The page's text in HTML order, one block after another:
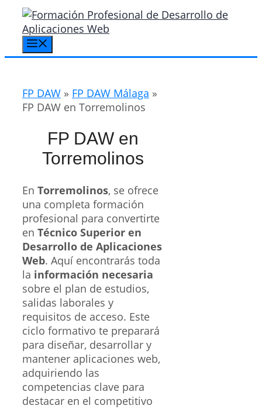
Saltar
contenido
FP DAW » FP DAW Málaga »
FP DAW en Torremolinos
FP DAW en
Torremolinos
En Torremolinos, se ofrece
una completa formación
profesional para convertirte
en Técnico Superior en
Desarrollo de Aplicaciones
Web. Aquí encontrarás toda
la información necesaria
sobre el plan de estudios,
salidas laborales y
requisitos de acceso. Este
ciclo formativo te preparará
para diseñar, desarrollar y
mantener aplicaciones web,
adquiriendo las
competencias clave para
destacar en el competitivo